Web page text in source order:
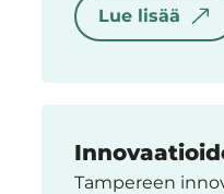
Lue lisää
Tampereen